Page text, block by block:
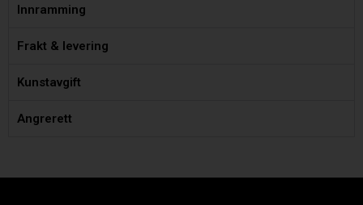
Innramming
Frakt & levering
Kunstavgift
Angrerett